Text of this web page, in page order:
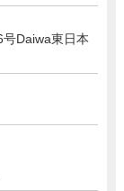
Daiwa東日本